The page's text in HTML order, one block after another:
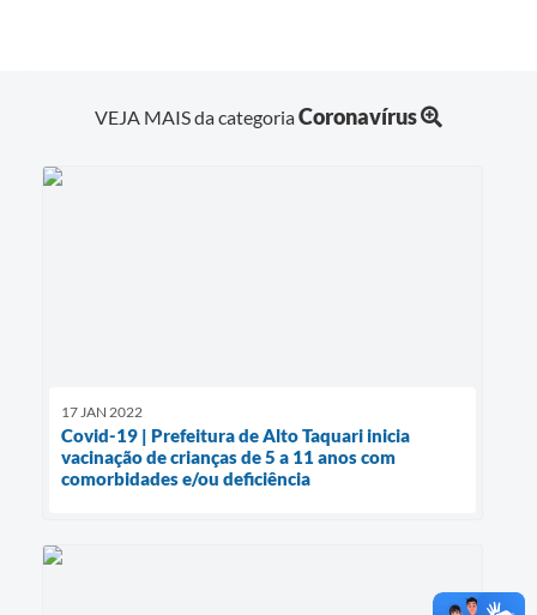
VEJA MAIS da categoriaCoronavírus
17 JAN 2022
Covid-19 | Prefeitura de Alto Taquari inicia
vacinação de crianças de 5 a 11 anos com
comorbidades e/ou deficiência